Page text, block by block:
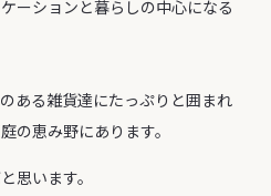
ーションと暮らしの中心になる
ある雑貨達にたっぷりと囲まれ
の恵み野にあります。
思います。